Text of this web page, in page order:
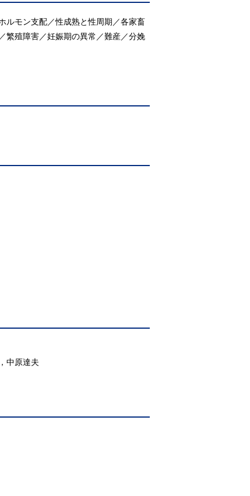
ルモン支配／性成熟と性周期／各家畜
繁殖障害／妊娠期の異常／難産／分娩
中原達夫